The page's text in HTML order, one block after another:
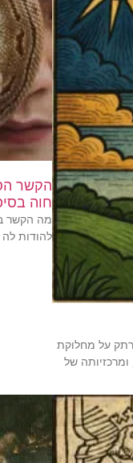
על מחלוקת
של
הקשר
חוה
מה הקשר
להודות